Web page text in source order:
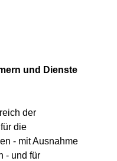
und Dienste
der
die
- mit Ausnahme
- und für